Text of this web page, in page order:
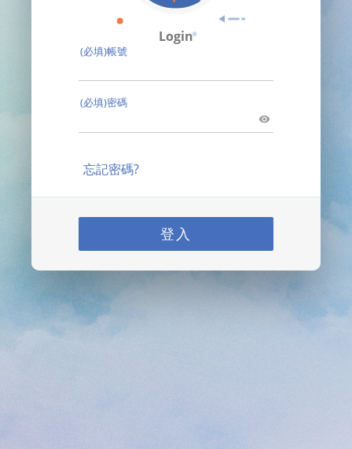
Login
(必填)帳號
(必填)密碼
忘記密碼?
登入